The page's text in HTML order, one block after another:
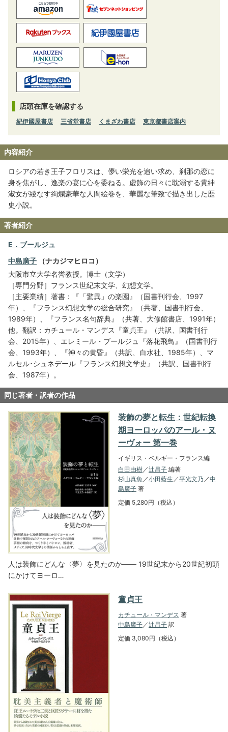
店頭在庫を確認する
紀伊國屋書店 三省堂書店 くまざわ書店 東京都書店案内
内容紹介
ロシアの若き王子フロリスは、儚い栄光を追い求め、刹那の恋に
身を焦がし、逸楽の宴に心を委ねる。虚飾の日々に耽溺する貴紳
淑女が綾なす絢爛豪華な人間絵巻を、華麗な筆致で描き出した歴
史小説。
著者紹介
E．ブールジュ
中島廣子 （ナカジマヒロコ）
大阪市立大学名誉教授。博士（文学）
［専門分野］フランス世紀末文学、幻想文学。
［主要業績］著書：『「驚異」の楽園』（国書刊行会、1997
年）、『フランス幻想文学の総合研究』（共著、国書刊行会、
1989年）、『フランス名句辞典』（共著、大修館書店、1991年）
他。翻訳：カチュール・マンデス『童貞王』（共訳、国書刊行
会、2015年）、エレミール・ブールジュ『落花飛鳥』（国書刊行
会、1993年）、『神々の黄昏』（共訳、白水社、1985年）、マ
ルセル･シュネデール『フランス幻想文学史』（共訳、国書刊行
会、1987年）。
同じ著者・訳者の作品
装飾の夢と転生：世紀転換
期ヨーロッパのアール・ヌ
ーヴォー 第一巻
イギリス・ベルギー・フランス編
白田由樹 ／辻昌子 編著
杉山真魚 ／小田藍生 ／平光文乃 ／中
島廣子 著
定価 5,280円（税込）
人は装飾にどんな〈夢〉を見たのか―― 19世紀末から20世紀初頭
にかけてヨーロ…
童貞王
カチュール・マンデス 著
中島廣子 ／辻昌子 訳
定価 3,080円（税込）